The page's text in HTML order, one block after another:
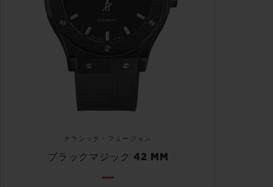
クラシック・フュージョン
ブラックマジック 42 MM